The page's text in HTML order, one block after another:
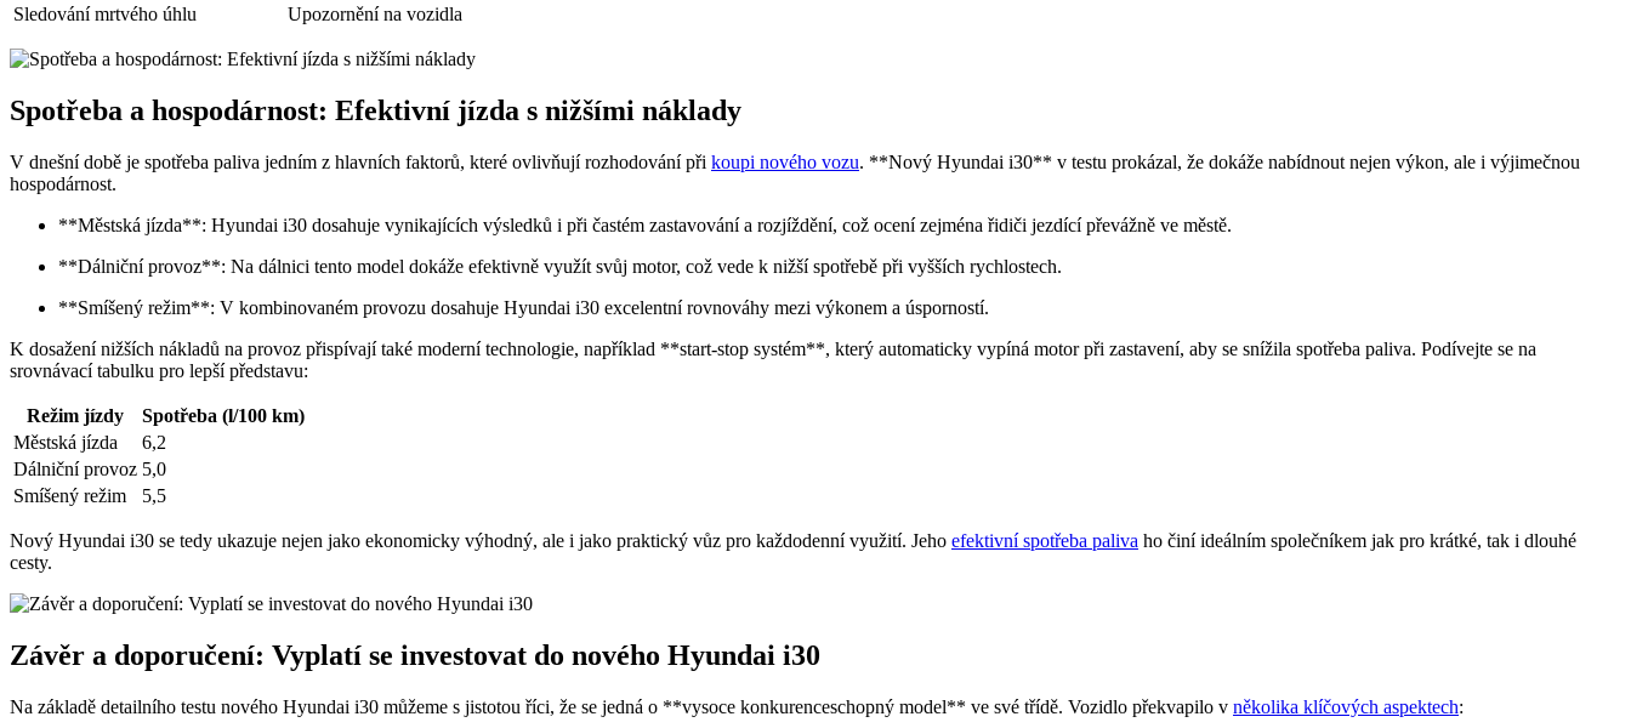
Sledování mrtvého úhlu
Upozornění na vozidla
Spotřeba a hospodárnost: Efektivní jízda s nižšími náklady
V dnešní době je spotřeba paliva jedním z hlavních faktorů, které ovlivňují rozhodování při koupi nového vozu. **Nový Hyundai i30** v testu prokázal, že dokáže nabídnout nejen výkon, ale i výjimečnou
hospodárnost.
**Městská jízda**: Hyundai i30 dosahuje vynikajících výsledků i při častém zastavování a rozjíždění, což ocení zejména řidiči jezdící převážně ve městě.
**Dálniční provoz**: Na dálnici tento model dokáže efektivně využít svůj motor, což vede k nižší spotřebě při vyšších rychlostech.
**Smíšený režim**: V kombinovaném provozu dosahuje Hyundai i30 excelentní rovnováhy mezi výkonem a úsporností.
K dosažení nižších nákladů na provoz přispívají také moderní technologie, například **start-stop systém**, který automaticky vypíná motor při zastavení, aby se snížila spotřeba paliva. Podívejte se na
srovnávací tabulku pro lepší představu:
Režim jízdy
Spotřeba (l/100 km)
Městská jízda
6,2
Dálniční provoz 5,0
Smíšený režim
5,5
Nový Hyundai i30 se tedy ukazuje nejen jako ekonomicky výhodný, ale i jako praktický vůz pro každodenní využití. Jeho efektivní spotřeba paliva ho činí ideálním společníkem jak pro krátké, tak i dlouhé
cesty.
Závěr a doporučení: Vyplatí se investovat do nového Hyundai i30
Na základě detailního testu nového Hyundai i30 můžeme s jistotou říci, že se jedná o **vysoce konkurenceschopný model** ve své třídě. Vozidlo překvapilo v několika klíčových aspektech: